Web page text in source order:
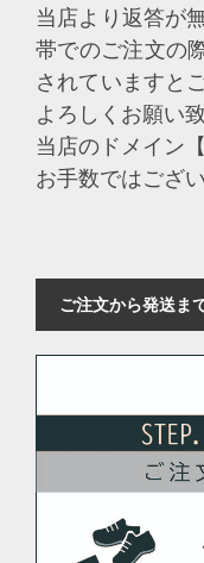
当店より返答が
帯でのご注文の
されていますと
よろしくお願い
当店のドメイン
お手数ではござ
ご注文から発送ま